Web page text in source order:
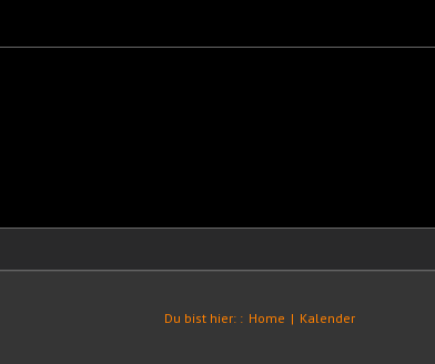
Du bist hier: : Home | Kalender